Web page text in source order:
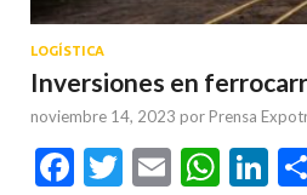
LOGÍSTICA
Inversiones en
noviembre 14, 2023 por Prensa
Facebook
Twitter
Email